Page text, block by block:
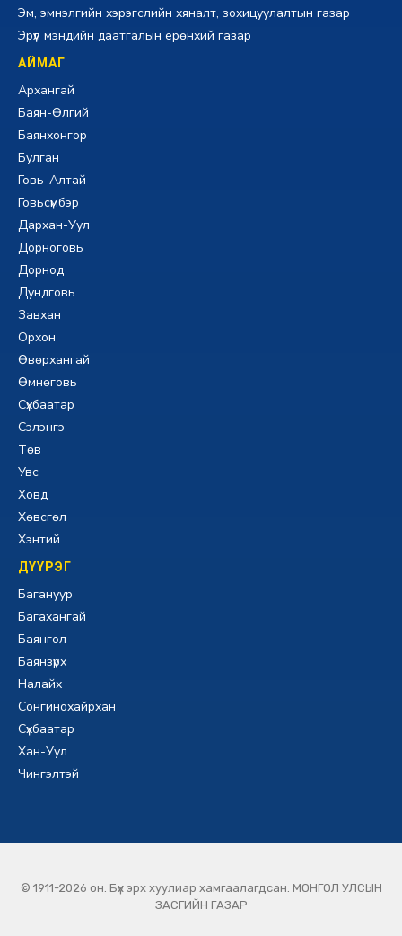
Эм, эмнэлгийн хэрэгслийн хяналт, зохицуулалтын газар
Эрүүл мэндийн даатгалын ерөнхий газар
АЙМАГ
Архангай
Баян-Өлгий
Баянхонгор
Булган
Говь-Алтай
Говьсүмбэр
Дархан-Уул
Дорноговь
Дорнод
Дундговь
Завхан
Орхон
Өвөрхангай
Өмнөговь
Сүхбаатар
Сэлэнгэ
Төв
Увс
Ховд
Хөвсгөл
Хэнтий
ДҮҮРЭГ
Багануур
Багахангай
Баянгол
Баянзүрх
Налайх
Сонгинохайрхан
Сүхбаатар
Хан-Уул
Чингэлтэй
© 1911-2026 он. Бүх эрх хуулиар хамгаалагдсан. МОНГОЛ УЛСЫН
ЗАСГИЙН ГАЗАР